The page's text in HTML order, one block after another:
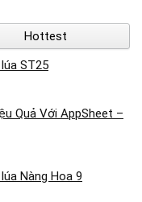
Hottest
ST25
Quả Với AppSheet –
Nàng Hoa 9